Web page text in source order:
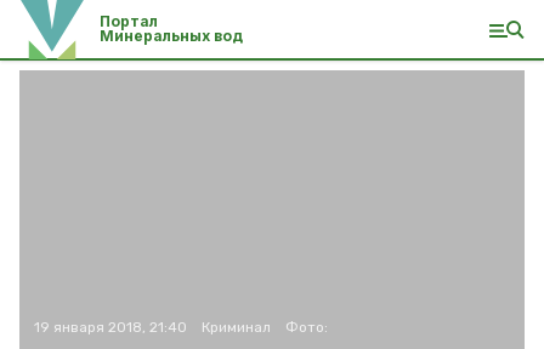
Портал
Минеральных вод
19 января 2018, 21:40 Криминал Фото: